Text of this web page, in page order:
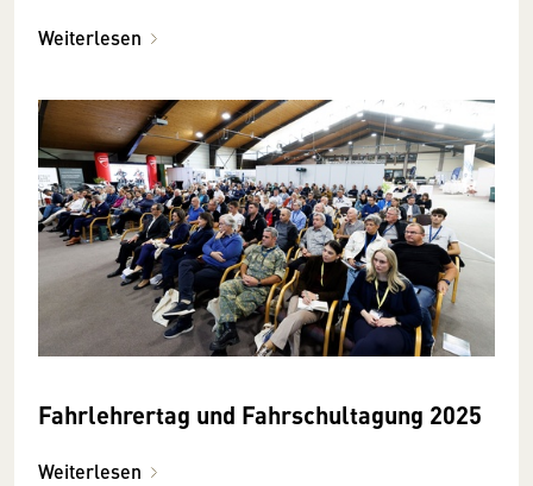
Weiterlesen
Fahrlehrertag und Fahrschul­tagung 2025
Weiterlesen